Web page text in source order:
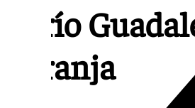
El río
naranja